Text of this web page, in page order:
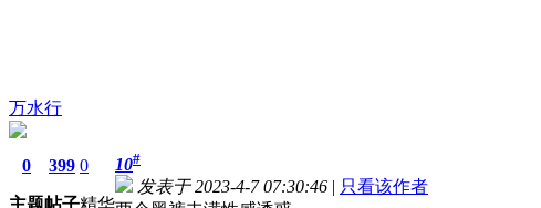
万水行
0
主题
399
帖子
0
精华
10#
发表于 2023-4-7 07:30:46 | 只看该作者